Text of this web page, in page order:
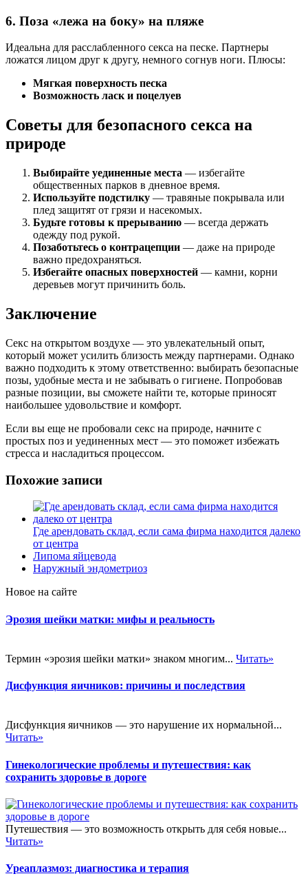
6. Поза «лежа на боку» на пляже
Идеальна для расслабленного секса на песке. Партнеры
ложатся лицом друг к другу, немного согнув ноги. Плюсы:
Мягкая поверхность песка
Возможность ласк и поцелуев
Советы для безопасного секса на
природе
Выбирайте уединенные места — избегайте
общественных парков в дневное время.
Используйте подстилку — травяные покрывала или
плед защитят от грязи и насекомых.
Будьте готовы к прерыванию — всегда держать
одежду под рукой.
Позаботьтесь о контрацепции — даже на природе
важно предохраняться.
Избегайте опасных поверхностей — камни, корни
деревьев могут причинить боль.
Заключение
Секс на открытом воздухе — это увлекательный опыт,
который может усилить близость между партнерами. Однако
важно подходить к этому ответственно: выбирать безопасные
позы, удобные места и не забывать о гигиене. Попробовав
разные позиции, вы сможете найти те, которые приносят
наибольшее удовольствие и комфорт.
Если вы еще не пробовали секс на природе, начните с
простых поз и уединенных мест — это поможет избежать
стресса и насладиться процессом.
Похожие записи
Где арендовать склад, если сама фирма находится далеко
от центра
Липома яйцевода
Наружный эндометриоз
Новое на сайте
Эрозия шейки матки: мифы и реальность
Термин «эрозия шейки матки» знаком многим... Читать»
Дисфункция яичников: причины и последствия
Дисфункция яичников — это нарушение их нормальной...
Читать»
Гинекологические проблемы и путешествия: как
сохранить здоровье в дороге
Путешествия — это возможность открыть для себя новые...
Читать»
Уреаплазмоз: диагностика и терапия